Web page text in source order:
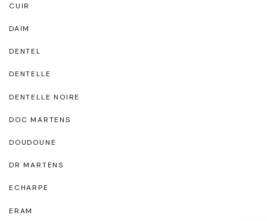
CUIR
DAIM
DENTEL
DENTELLE
DENTELLE NOIRE
DOC MARTENS
DOUDOUNE
DR MARTENS
ECHARPE
ERAM